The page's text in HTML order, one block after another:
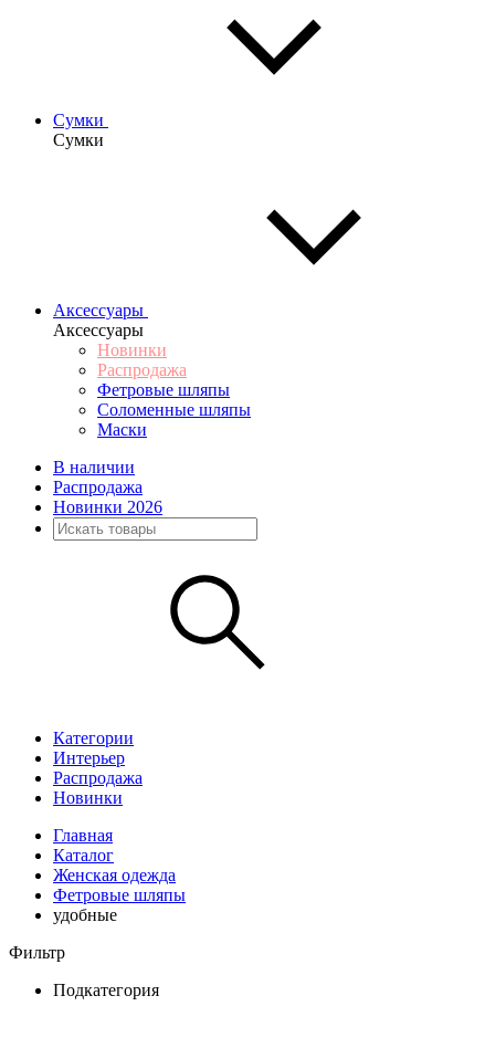
Сумки
Сумки
Аксессуары
Аксессуары
Новинки
Распродажа
Фетровые шляпы
Соломенные шляпы
Маски
В наличии
Распродажа
Новинки 2026
Категории
Интерьер
Распродажа
Новинки
Главная
Каталог
Женская одежда
Фетровые шляпы
удобные
Фильтр
Подкатегория